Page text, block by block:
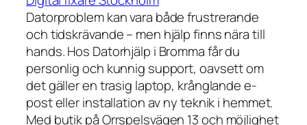
Datorproblem kan vara både frustrerande
och tidskrävande – men hjälp finns nära till
hands. Hos Datorhjälp i Bromma får du
personlig och kunnig support, oavsett om
det gäller en trasig laptop, krånglande e-
post eller installation av ny teknik i hemmet.
Med butik på Orrspelsvägen 13 och möjlighet